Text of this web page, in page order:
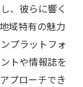
、彼らに響く
域特有の魅力
プラットフォ
トや情報誌を
プローチでき